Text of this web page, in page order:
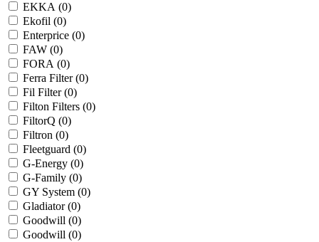
EKKA (0)
Ekofil (0)
Enterprice (0)
FAW (0)
FORA (0)
Ferra Filter (0)
Fil Filter (0)
Filton Filters (0)
FiltorQ (0)
Filtron (0)
Fleetguard (0)
G-Energy (0)
G-Family (0)
GY System (0)
Gladiator (0)
Goodwill (0)
Goodwill (0)